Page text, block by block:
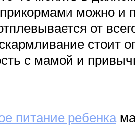
можно
от
стоит
с мамой и
питание ребенка